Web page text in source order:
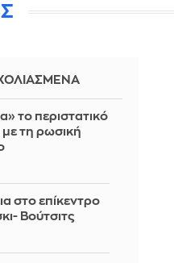
το περιστατικό
τη ρωσική
στο επίκεντρο
Βούτσιτς